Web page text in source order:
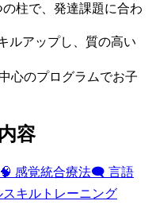
柱で、発達課題に合わ
ルアップし、質の高い
心のプログラムでお子
容
🧠 感覚統合療法🗨️ 言語
キルトレーニング